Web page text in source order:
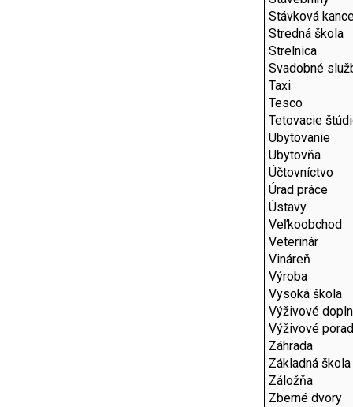
Stávková
Stredná škola
Strelnica
Svadobné
Taxi
Tesco
Tetovacie
Ubytovanie
Ubytovňa
Účtovníctvo
Úrad práce
Ústavy
Veľkoobchod
Veterinár
Vináreň
Výroba
Vysoká škola
Výživové
Výživové
Záhrada
Základná škola
Záložňa
Zberné dvory